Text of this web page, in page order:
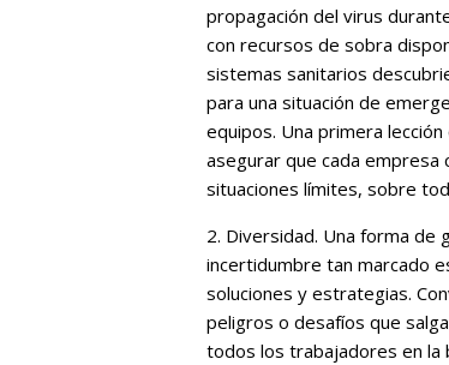
propagación del virus
con recursos de sobra
sistemas sanitarios
para una situación de
equipos. Una primera
asegurar que cada empresa
situaciones límites, sobre
2. Diversidad. Una forma de
incertidumbre tan marcado
soluciones y estrategias.
peligros o desafíos que
todos los trabajadores en la